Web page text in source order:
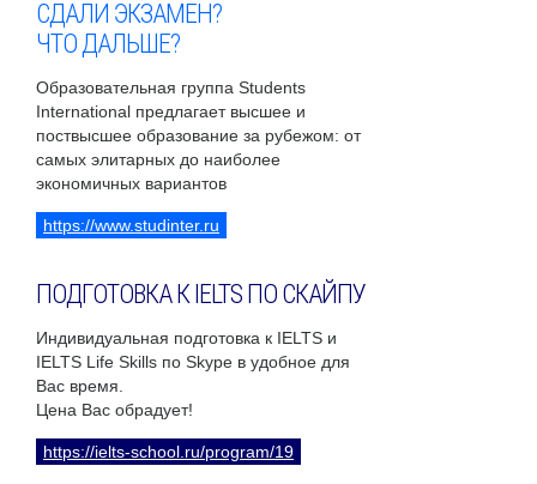
СДАЛИ ЭКЗАМЕН?
ЧТО ДАЛЬШЕ?
Образовательная группа Students
International предлагает высшее и
поствысшее образование за рубежом: от
самых элитарных до наиболее
экономичных вариантов
https://www.studinter.ru
ПОДГОТОВКА К IELTS ПО СКАЙПУ
Индивидуальная подготовка к IELTS и
IELTS Life Skills по Skype в удобное для
Вас время.
Цена Вас обрадует!
https://ielts-school.ru/program/19